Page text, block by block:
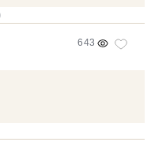
643